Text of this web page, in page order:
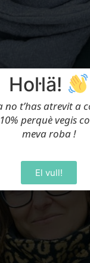
Relleu
Des de24,00€
Selecciona Opcions
Hol·lä!
no t’has atrevit a
perquè vegis
meva roba!
El vull!